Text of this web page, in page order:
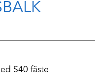
S40 fäste